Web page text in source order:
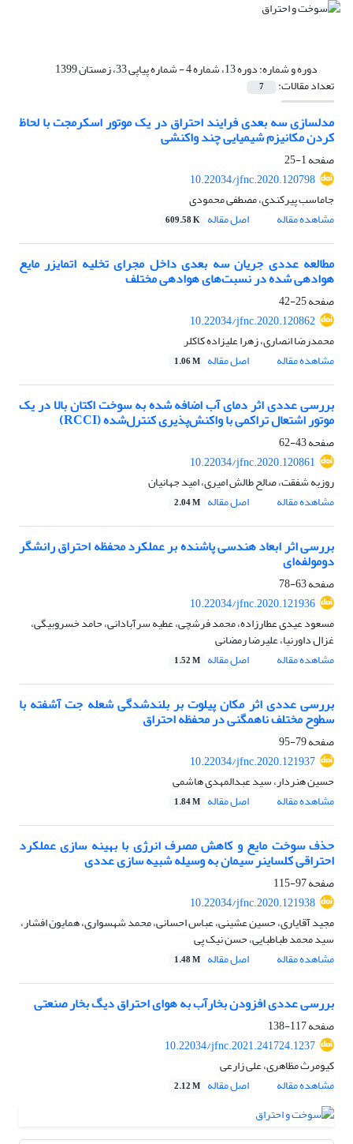
دوره و شماره:دوره 13، شماره 4 - شماره پیاپی 33، زمستان 1399
تعداد مقالات: 7
مدلسازی سه بعدی فرایند احتراق در یک موتور اسکرمجت با لحاظ
کردن مکانیزم شیمیایی چند واکنشی
صفحه1-25
10.22034/jfnc.2020.120798
جاماسب پیرکندی، مصطفی محمودی
مشاهده مقاله
اصل مقاله 609.58 K
مطالعه عددی جریان سه بعدی داخل مجرای تخلیه اتمایزر مایع
هوادهی شده در نسبت‌های هوادهی مختلف
صفحه25-42
10.22034/jfnc.2020.120862
محمدرضا انصاری، زهرا علیزاده کاکلر
مشاهده مقاله
اصل مقاله 1.06 M
بررسی عددی اثر دمای آب اضافه شده به سوخت اکتان بالا در یک
موتور اشتعال تراکمی با واکنش‌پذیری کنترل‌شده (RCCI)
صفحه43-62
10.22034/jfnc.2020.120861
روزبه شفقت، صالح طالش امیری، امید جهانیان
مشاهده مقاله
اصل مقاله 2.04 M
بررسی اثر ابعاد هندسی پاشنده بر عملکرد محفظه احتراق رانشگر
دومولفه‌ای
صفحه63-78
10.22034/jfnc.2020.121936
مسعود عیدی عطارزاده، محمد فرشچی، عطیه سرآبادانی، حامد خسروبیگی،
غزال داورنیا، علیرضا رمضانی
مشاهده مقاله
اصل مقاله 1.52 M
بررسی عددی اثر مکان پیلوت بر بلندشدگی شعله جت آشفته با
سطوح مختلف ناهمگنی در محفظه احتراق
صفحه79-95
10.22034/jfnc.2020.121937
حسین هنردار، سید عبدالمهدی هاشمی
مشاهده مقاله
اصل مقاله 1.84 M
حذف سوخت مایع و کاهش مصرف انرژی با بهینه سازی عملکرد
احتراقی کلساینر سیمان به وسیله شبیه سازی عددی
صفحه97-115
10.22034/jfnc.2020.121938
مجید آقایاری، حسین عشینی، عباس احسانی، محمد شهسواری، همایون افشار،
سید محمد طباطبایی، حسن نیک پی
مشاهده مقاله
اصل مقاله 1.48 M
بررسی عددی افزودن بخارآب به هوای احتراق دیگ بخار صنعتی
صفحه117-138
10.22034/jfnc.2021.241724.1237
کیومرث مظاهری، علی زارعی
مشاهده مقاله
اصل مقاله 2.12 M